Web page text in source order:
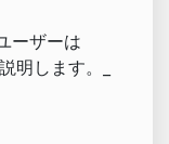
ーザーは
明します。_